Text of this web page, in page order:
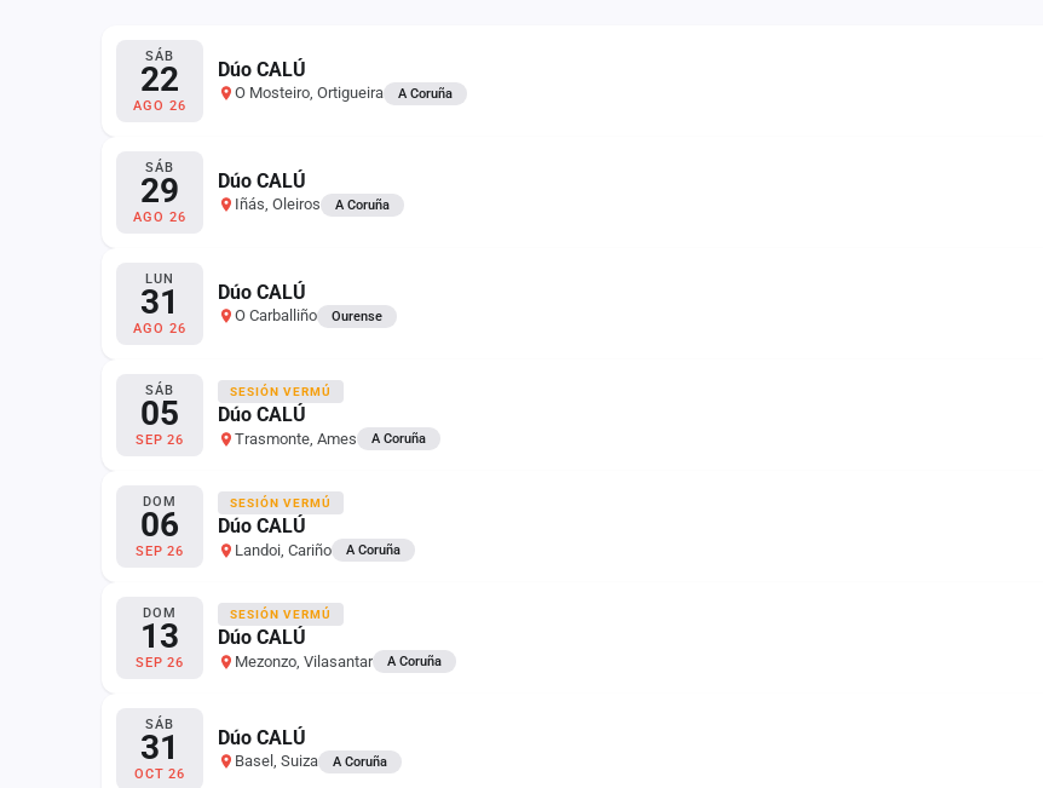
SÁB
22
AGO 26
Dúo CALÚ
O Mosteiro, Ortigueira A Coruña
SÁB
29
AGO 26
Dúo CALÚ
Iñás, Oleiros A Coruña
LUN
31
AGO 26
Dúo CALÚ
O Carballiño Ourense
SÁB
05
SEP 26
SESIÓN VERMÚ
Dúo CALÚ
Trasmonte, Ames A Coruña
DOM
06
SEP 26
SESIÓN VERMÚ
Dúo CALÚ
Landoi, Cariño A Coruña
DOM
13
SEP 26
SESIÓN VERMÚ
Dúo CALÚ
Mezonzo, Vilasantar A Coruña
SÁB
31
OCT 26
Dúo CALÚ
Basel, Suiza A Coruña